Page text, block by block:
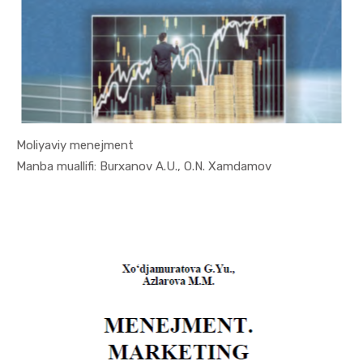
Moliyaviy menejment
Manba muallifi: Burxanov A.U., O.N. Xamdamov
In Menejme...